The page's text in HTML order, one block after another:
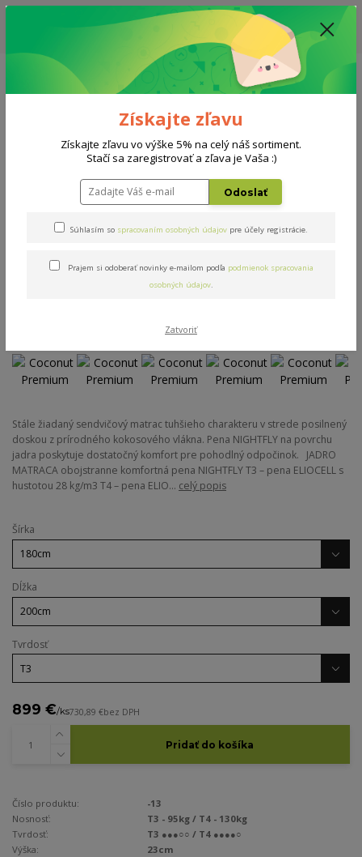
ZĽAVA: VŠETKY VYSTAVENÉ POSTELE ZA 400€ - CENA MATRACU A ROŠTU
PODĽA VÝBERU / DODACIA LEHOTA JE AKTUÁLNE 10-15 PRACOVNÝCH
Menu
0908 777 700 Po-So: 10-18 hod.
0
Matrace Coconut Premium
Coconut Premium
Novinka
Stále žiadaný sendvičový matrac tuhšieho charakteru v strede posilnený
doskou z prírodného kokosového vlákna. Pena NIGHTFLY na povrchu
jadra poskytuje dostatočný komfort pre pohodlný odpočinok. JADRO
MATRACA obojstranne komfortná pena NIGHTFLY T3 – pena ELIOCELL s
hustotou 28 kg/m3 T4 – pena ELIO... celý popis
Šírka
Dĺžka
Tvrdosť
899 €/ks730,89 €bez DPH
Pridať do košíka
Číslo produktu:
-13
Nosnosť:
T3 - 95kg / T4 - 130kg
Tvrdosť:
T3 ●●●○○ / T4 ●●●●○
Výška:
23cm
Získajte zľavu
Získajte zľavu vo výške 5% na celý náš sortiment.
Stačí sa zaregistrovať a zľava je Vaša :)
Odoslať
Súhlasím so spracovaním osobných údajov pre účely registrácie.
Prajem si odoberať novinky e-mailom podľa podmienok spracovania
osobných údajov.
Zatvoriť